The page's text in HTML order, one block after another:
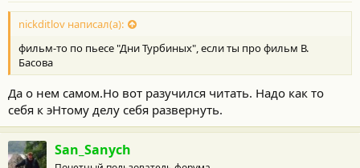
nickditlov написал(а):
фильм-то по пьесе "Дни Турбиных", если ты про фильм В.
Басова
Да о нем самом.Но вот разучился читать. Надо как то
себя к эНтому делу себя развернуть.
San_Sanych